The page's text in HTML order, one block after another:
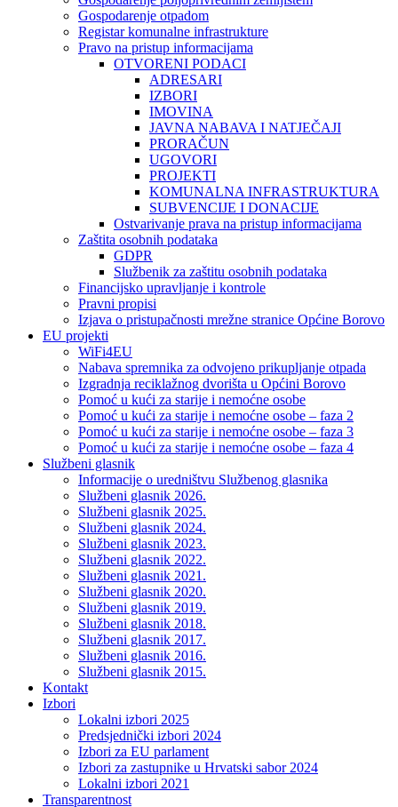
Gospodarenje otpadom
Registar komunalne infrastrukture
Pravo na pristup informacijama
OTVORENI PODACI
ADRESARI
IZBORI
IMOVINA
JAVNA NABAVA I NATJEČAJI
PRORAČUN
UGOVORI
PROJEKTI
KOMUNALNA INFRASTRUKTURA
SUBVENCIJE I DONACIJE
Ostvarivanje prava na pristup informacijama
Zaštita osobnih podataka
GDPR
Službenik za zaštitu osobnih podataka
Financijsko upravljanje i kontrole
Pravni propisi
Izjava o pristupačnosti mrežne stranice Općine Borovo
EU projekti
WiFi4EU
Nabava spremnika za odvojeno prikupljanje otpada
Izgradnja reciklažnog dvorišta u Općini Borovo
Pomoć u kući za starije i nemoćne osobe
Pomoć u kući za starije i nemoćne osobe – faza 2
Pomoć u kući za starije i nemoćne osobe – faza 3
Pomoć u kući za starije i nemoćne osobe – faza 4
Službeni glasnik
Informacije o uredništvu Službenog glasnika
Službeni glasnik 2026.
Službeni glasnik 2025.
Službeni glasnik 2024.
Službeni glasnik 2023.
Službeni glasnik 2022.
Službeni glasnik 2021.
Službeni glasnik 2020.
Službeni glasnik 2019.
Službeni glasnik 2018.
Službeni glasnik 2017.
Službeni glasnik 2016.
Službeni glasnik 2015.
Kontakt
Izbori
Lokalni izbori 2025
Predsjednički izbori 2024
Izbori za EU parlament
Izbori za zastupnike u Hrvatski sabor 2024
Lokalni izbori 2021
Transparentnost